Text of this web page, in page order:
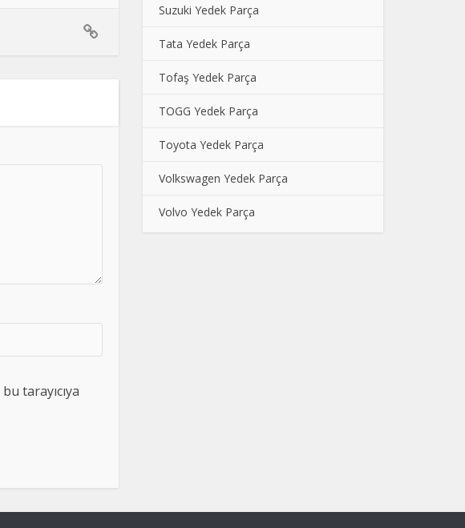
tarayıcıya
Suzuki Yedek Parça
Tata Yedek Parça
Tofaş Yedek Parça
TOGG Yedek Parça
Toyota Yedek Parça
Volkswagen Yedek Parça
Volvo Yedek Parça